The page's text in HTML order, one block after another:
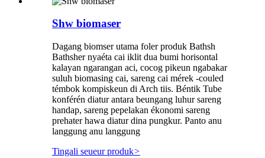
Shw biomaser
Dagang biomser utama foler produk Bathsh
Bathsher nyaéta cai iklit dua bumi horisontal
kalayan ngarangan aci, cocog pikeun ngabakar
suluh biomasing cai, sareng cai mérek -couled
témbok kompiskeun di Arch tiis. Béntik Tube
konférén diatur antara beungang luhur sareng
handap, sareng pepelakan ékonomi sareng
prehater hawa diatur dina pungkur. Panto anu
langgung anu langgung
Tingali seueur produk>